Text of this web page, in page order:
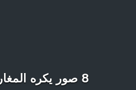
8 صور يكره المغاربة أن تُلتقط لهم